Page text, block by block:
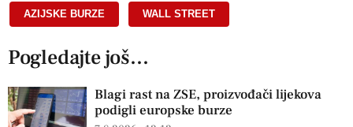
AZIJSKE BURZE WALL STREET
Pogledajte još...
Blagi rast na ZSE, proizvođači lijekova
podigli europske burze